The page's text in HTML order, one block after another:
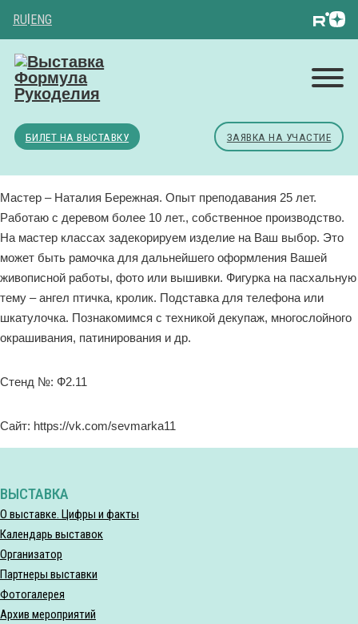
RU|ENG
БИЛЕТ НА ВЫСТАВКУ ЗАЯВКА НА УЧАСТИЕ
Мастер – Наталия Бережная. Опыт преподавания 25 лет.
Работаю с деревом более 10 лет., собственное производство.
На мастер классах задекорируем изделие на Ваш выбор. Это
может быть рамочка для дальнейшего оформления Вашей
живописной работы, фото или вышивки. Фигурка на пасхальную
тему – ангел птичка, кролик. Подставка для телефона или
шкатулочка. Познакомимся с техникой декупаж, многослойного
окрашивания, патинирования и др.
Стенд №: Ф2.11
Сайт: https://vk.com/sevmarka11
ВЫСТАВКА
О выставке. Цифры и факты
Календарь выставок
Организатор
Партнеры выставки
Фотогалерея
Архив мероприятий